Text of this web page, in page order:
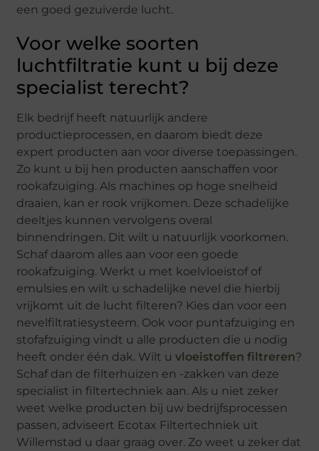
een goed gezuiverde lucht.
Voor welke soorten
luchtfiltratie kunt u bij deze
specialist terecht?
Elk bedrijf heeft natuurlijk andere
productieprocessen, en daarom biedt deze
expert producten aan voor diverse toepassingen.
Zo kunt u bij hen producten aanschaffen voor
rookafzuiging. Als machines op hoge snelheid
draaien, kan er rook vrijkomen. Deze schadelijke
deeltjes kunnen vervolgens overal
binnendringen. Dit wilt u natuurlijk voorkomen.
Schaf daarom alles aan voor een goede
rookafzuiging. Werkt u met koelvloeistof of
emulsies en wilt u schadelijke nevel die hierbij
vrijkomt uit de lucht filteren? Kies dan voor een
nevelfiltratiesysteem. Ook voor puntafzuiging en
stofafzuiging vindt u alle producten die u nodig
heeft onder één dak. Wilt uvloeistoffen filtreren?
Schaf dan de filterhuizen en -zakken van deze
specialist in filtertechniek aan. Als u niet zeker
weet welke producten bij uw bedrijfsprocessen
passen, adviseert Ecotax Filtertechniek uit
Willemstad u daar graag over. Zo weet u zeker dat